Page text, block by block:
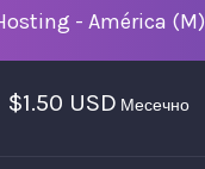
- América (M)
$1.50 USD Месечно